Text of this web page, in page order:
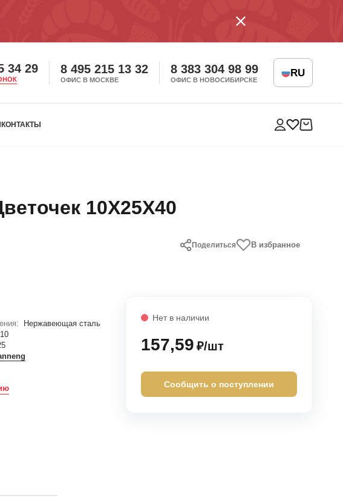
34 29 8 495 215 13 32
ОФИС В МОСКВЕ
8 383 304 98 99
ОФИС В НОВОСИБИРСКЕ
RU
КОНТАКТЫ
10X25X40
Нет в наличии
157,59 ₽/шт
Сообщить о поступлении
В избранное
Поделиться
Нержавеющая сталь
10